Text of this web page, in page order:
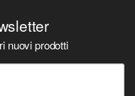
nuovi prodotti